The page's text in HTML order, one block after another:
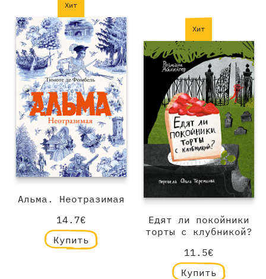
Хит
Альма. Неотразимая
14.7€
Купить
Хит
Едят ли покойники
торты с клубникой?
11.5€
Купить